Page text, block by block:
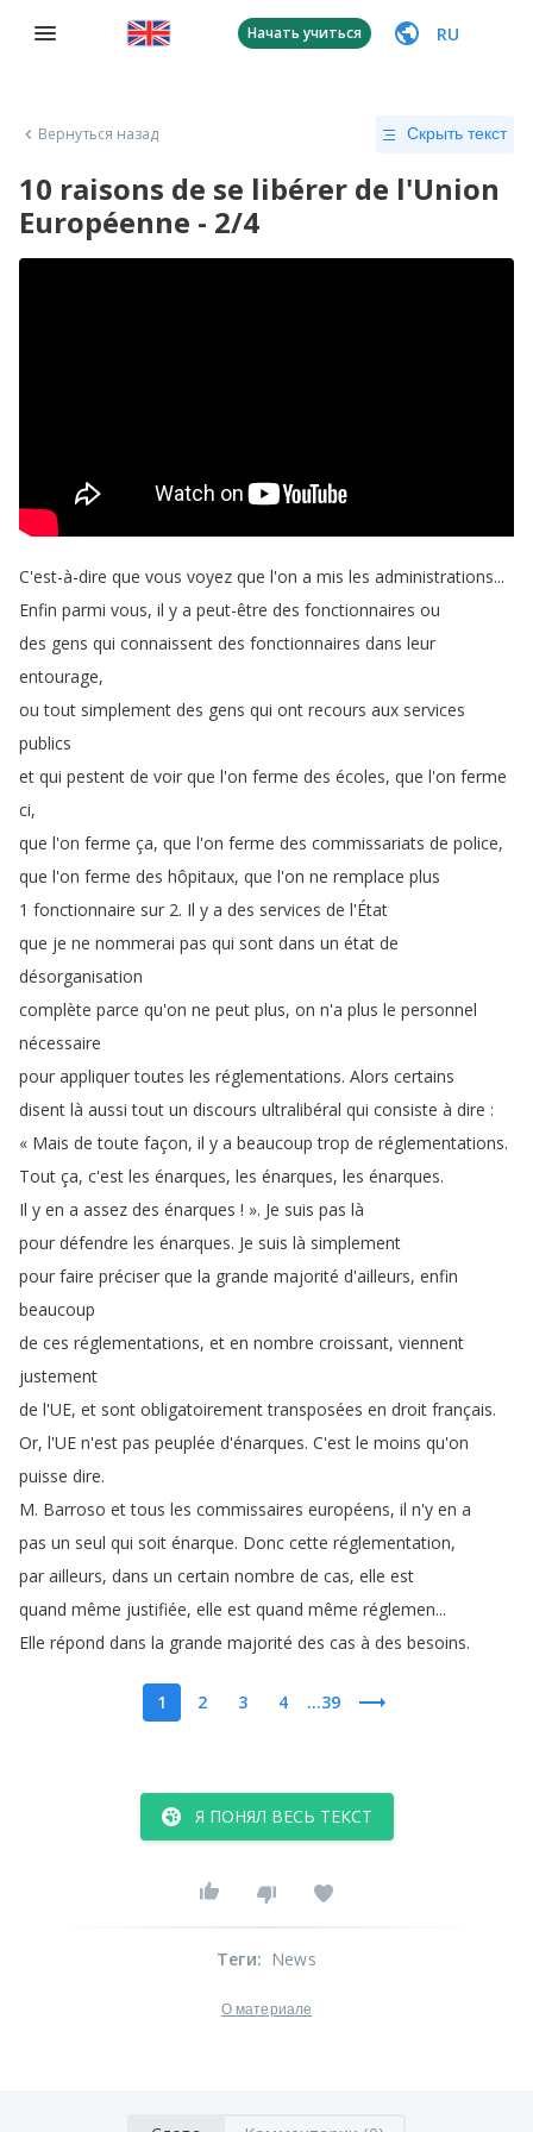
Начать учиться RU
Вернуться назад Скрыть текст
10 raisons de se libérer de l'Union
Européenne - 2/4
C'est-à-dire que vous voyez que l'on a mis les administrations...
Enfin parmi vous, il y a peut-être des fonctionnaires ou
des gens qui connaissent des fonctionnaires dans leur
entourage,
ou tout simplement des gens qui ont recours aux services
publics
et qui pestent de voir que l'on ferme des écoles, que l'on ferme
ci,
que l'on ferme ça, que l'on ferme des commissariats de police,
que l'on ferme des hôpitaux, que l'on ne remplace plus
1 fonctionnaire sur 2. Il y a des services de l'État
que je ne nommerai pas qui sont dans un état de
désorganisation
complète parce qu'on ne peut plus, on n'a plus le personnel
nécessaire
pour appliquer toutes les réglementations. Alors certains
disent là aussi tout un discours ultralibéral qui consiste à dire :
« Mais de toute façon, il y a beaucoup trop de réglementations.
Tout ça, c'est les énarques, les énarques, les énarques.
Il y en a assez des énarques ! ». Je suis pas là
pour défendre les énarques. Je suis là simplement
pour faire préciser que la grande majorité d'ailleurs, enfin
beaucoup
de ces réglementations, et en nombre croissant, viennent
justement
de l'UE, et sont obligatoirement transposées en droit français.
Or, l'UE n'est pas peuplée d'énarques. C'est le moins qu'on
puisse dire.
M. Barroso et tous les commissaires européens, il n'y en a
pas un seul qui soit énarque. Donc cette réglementation,
par ailleurs, dans un certain nombre de cas, elle est
quand même justifiée, elle est quand même réglemen...
Elle répond dans la grande majorité des cas à des besoins.
1 2 3 4 ...39
Я ПОНЯЛ ВЕСЬ ТЕКСТ
Теги: News
О материале